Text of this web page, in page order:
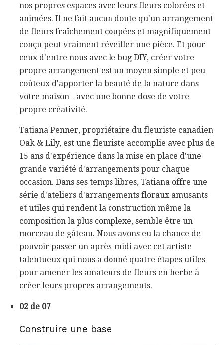
nos propres espaces avec leurs fleurs colorées et
animées. Il ne fait aucun doute qu'un arrangement
de fleurs fraîchement coupées et magnifiquement
conçu peut vraiment réveiller une pièce. Et pour
ceux d'entre nous avec le bug DIY, créer votre
propre arrangement est un moyen simple et peu
coûteux d'apporter la beauté de la nature dans
votre maison - avec une bonne dose de votre
propre créativité.
Tatiana Penner, propriétaire du fleuriste canadien
Oak & Lily, est une fleuriste accomplie avec plus de
15 ans d'expérience dans la mise en place d'une
grande variété d'arrangements pour chaque
occasion. Dans ses temps libres, Tatiana offre une
série d'ateliers d'arrangements floraux amusants
et utiles qui rendent la construction même la
composition la plus complexe, semble être un
morceau de gâteau. Nous avons eu la chance de
pouvoir passer un après-midi avec cet artiste
talentueux qui nous a donné quatre étapes utiles
pour amener les amateurs de fleurs en herbe à
créer leurs propres arrangements.
02 de 07
Construire une base